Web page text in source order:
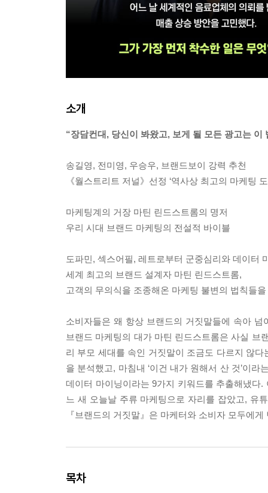
소개
“장담컨대, 당신이 봐왔고, 보게 될 모든 광고는 이
송길영, 전미영, 우승우, 브랜드보이 강력 추천
《월스트리트 저널》선정 ‘역사상 최고의 마케팅
마케팅계의 거장 마틴 린드스트롬의 명저
우리 시대 브랜드 마케팅의 전설적 바이블
도파민, 섹스어필, 레트로부터 군중심리와 데이터
세계 최고의 브랜드 설계자 마틴 린드스트롬,
고객의 무의식을 조종해온 마케팅 불변의 법칙들
소비자들은 왜 항상 브랜드의 거짓말들에 속아
브랜드 마케팅의 대가 마틴 린드스트롬은 사실 브
리 부모 세대를 속인 거짓말이 조금도 다르지 않
을 분석했고, 마침내 ‘이건 내가 원해서 산 것’이
데이터 마이닝이라는 9가지 키워드를 추출해냈다
느 새 오늘날 주류 마케팅으로 자리를 잡았고, 유
『브랜드의 거짓말』은 마케터와 소비자 모두에
목차